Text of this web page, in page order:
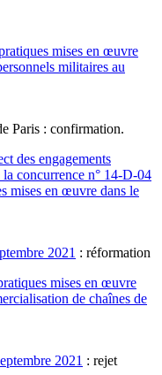
mises en œuvre
militaires au
Paris : confirmation.
des engagements
concurrence n° 14-D-04
mises en œuvre dans le
2021 : réformation
mises en œuvre
de chaînes de
2021 : rejet